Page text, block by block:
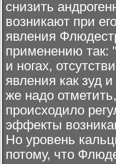
снизить
возникают при
явления
применению так:
и ногах,
явления как зуд
же надо
происходило
эффекты
Но уровень
потому, что